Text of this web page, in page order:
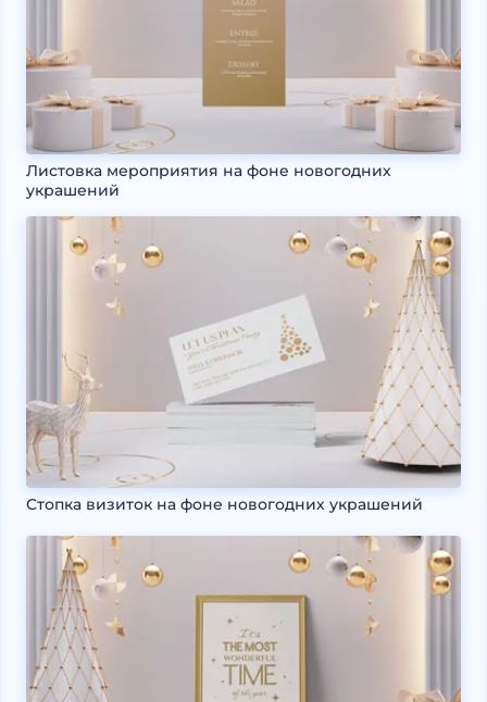
Листовка мероприятия на фоне новогодних
украшений
Стопка визиток на фоне новогодних украшений